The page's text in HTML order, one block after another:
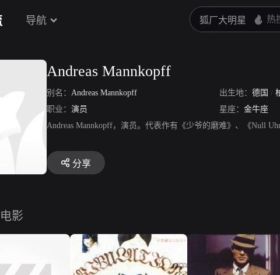
导航
Andreas Mannkopff
别名： Andreas Mannkopff 出生地： 德国 /
职业： 演员 星座： 金牛座
Andreas Mannkopff，演员。代表作有《少爷的磨难》、《Null Uhr
分享
电影